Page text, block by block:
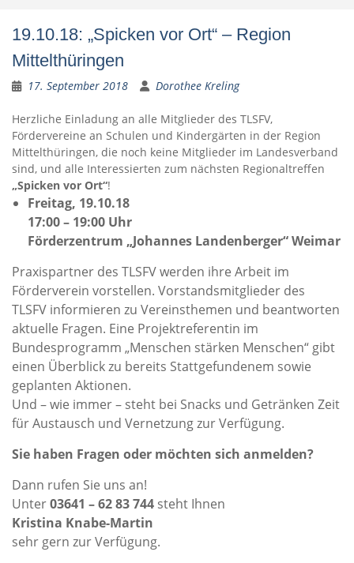
19.10.18: „Spicken vor Ort“ – Region
Mittelthüringen
17. September 2018 Dorothee Kreling
Herzliche Einladung an alle Mitglieder des TLSFV,
Fördervereine an Schulen und Kindergärten in der Region
Mittelthüringen, die noch keine Mitglieder im Landesverband
sind, und alle Interessierten zum nächsten Regionaltreffen
„Spicken vor Ort“!
Freitag, 19.10.18
17:00 – 19:00 Uhr
Förderzentrum „Johannes Landenberger“ Weimar
Praxispartner des TLSFV werden ihre Arbeit im
Förderverein vorstellen. Vorstandsmitglieder des
TLSFV informieren zu Vereinsthemen und beantworten
aktuelle Fragen. Eine Projektreferentin im
Bundesprogramm „Menschen stärken Menschen“ gibt
einen Überblick zu bereits Stattgefundenem sowie
geplanten Aktionen.
Und – wie immer – steht bei Snacks und Getränken Zeit
für Austausch und Vernetzung zur Verfügung.
Sie haben Fragen oder möchten sich anmelden?
Dann rufen Sie uns an!
Unter03641 – 62 83 744 steht Ihnen
Kristina Knabe-Martin
sehr gern zur Verfügung.